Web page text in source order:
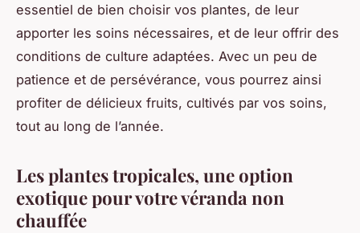
essentiel de bien choisir vos plantes, de leur
apporter les soins nécessaires, et de leur offrir des
conditions de culture adaptées. Avec un peu de
patience et de persévérance, vous pourrez ainsi
profiter de délicieux fruits, cultivés par vos soins,
tout au long de l’année.
Les plantes tropicales, une option
exotique pour votre véranda non
chauffée